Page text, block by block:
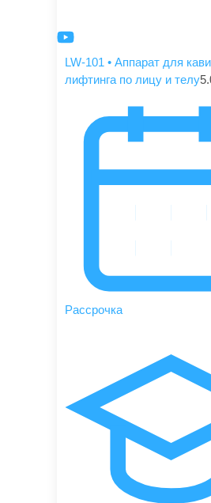
LW-101 • Аппарат для
лифтинга по лицу и телу
Рассрочка